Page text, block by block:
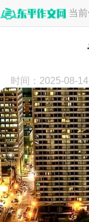
当前
时间：2025-08-